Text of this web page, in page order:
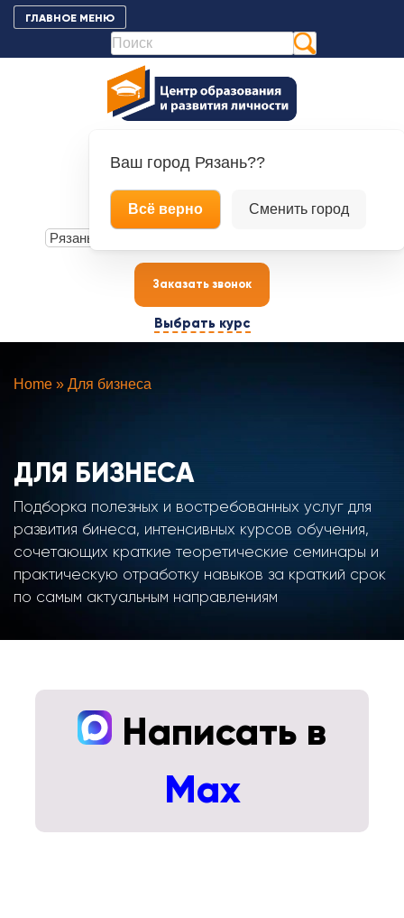
контенту
ГЛАВНОЕ МЕНЮ
+7 (4912) 70-00-88
+7 (900) 609-21-80
Ваш город Рязань??
Всё верно Сменить город
Заказать звонок
Выбрать курс
Home » Для бизнеса
ДЛЯ БИЗНЕСА
Подборка полезных и востребованных услуг для
развития бинеса, интенсивных курсов обучения,
сочетающих краткие теоретические семинары и
практическую отработку навыков за краткий срок
по самым актуальным направлениям
Написать в
Max